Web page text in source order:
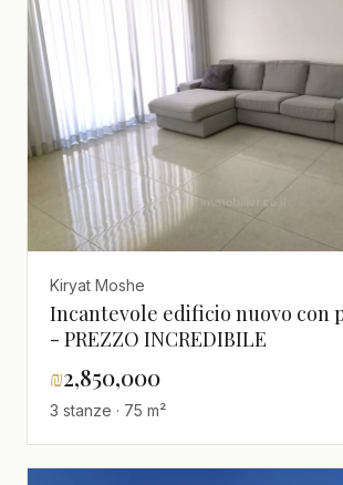
Kiryat Moshe
Incantevole edificio nuovo con
- PREZZO INCREDIBILE
₪2,850,000
3 stanze · 75 m²